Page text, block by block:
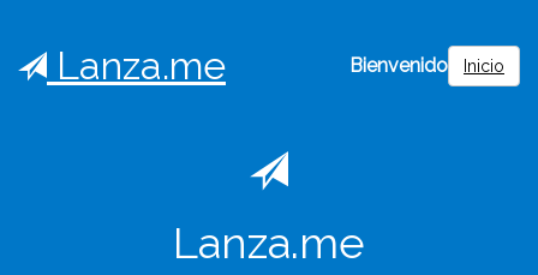
Lanza.me Bienvenido Inicio
Lanza.me